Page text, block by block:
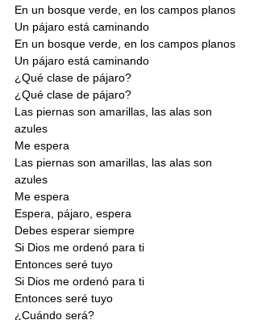
En un bosque verde, en los campos planos
Un pájaro está caminando
En un bosque verde, en los campos planos
Un pájaro está caminando
¿Qué clase de pájaro?
¿Qué clase de pájaro?
Las piernas son amarillas, las alas son
azules
Me espera
Las piernas son amarillas, las alas son
azules
Me espera
Espera, pájaro, espera
Debes esperar siempre
Si Dios me ordenó para ti
Entonces seré tuyo
Si Dios me ordenó para ti
Entonces seré tuyo
¿Cuándo será?